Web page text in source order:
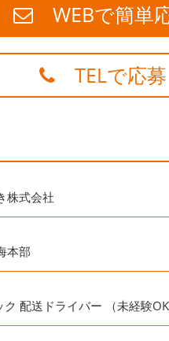
WEBで簡単
TELで応募
株式会社
本部
配送ドライバー （未経験OK